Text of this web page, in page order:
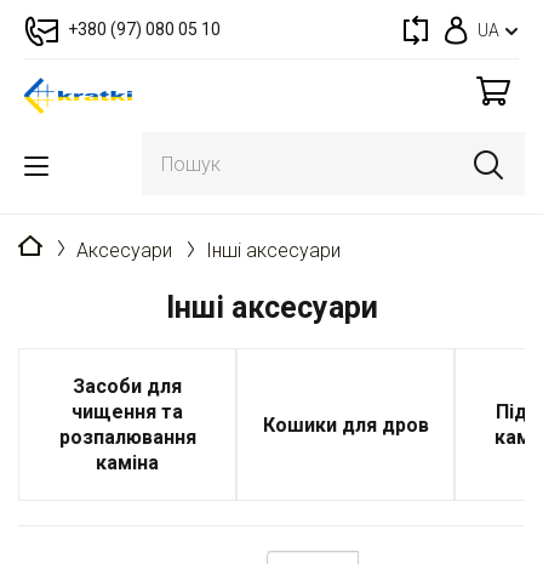
+380 (97) 080 05 10 UA
Головна
Аксесуари Інші аксесуари
Інші аксесуари
Засоби для
чищення та
розпалювання
каміна
Кошики для дров